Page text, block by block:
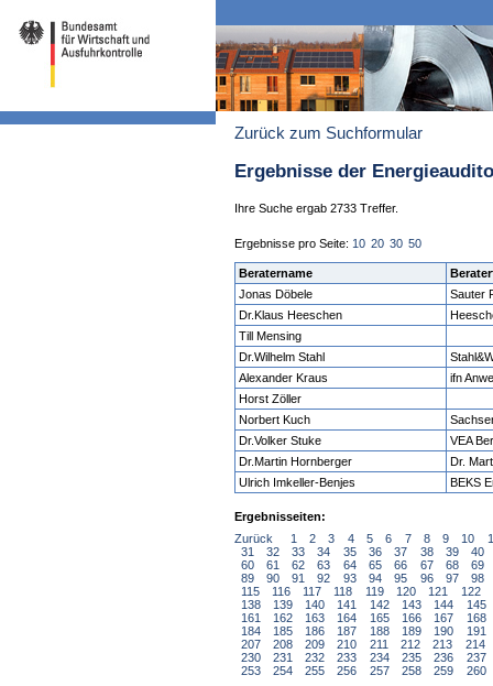
Zurück zum Suchformular
Ergebnisse der
Ihre Suche ergab 2733 Treffer.
Ergebnisse pro Seite: 10 20 30 50
Beratername
Jonas Döbele
Sauter
Dr.Klaus Heeschen
Till Mensing
Dr.Wilhelm Stahl
Alexander Kraus
ifn
Horst Zöller
Norbert Kuch
Dr.Volker Stuke
VEA
Dr.Martin Hornberger
Dr.
Ulrich Imkeller-Benjes
BEKS
Ergebnisseiten:
Zurück
1 2 3 4 5 6 7 8 9 10
31
32 33 34 35 36 37 38 39
40
60
61 62 63 64 65 66 67 68
69
89
90 91 92 93 94 95 96 97
98
115
116 117 118 119 120 121 122
138
139 140 141 142 143 144
145
161
162 163 164 165 166 167
168
184
185 186 187 188 189 190
191
207
208 209 210 211 212 213
214
230
231 232 233 234 235 236
237
253
254 255 256 257 258 259 260